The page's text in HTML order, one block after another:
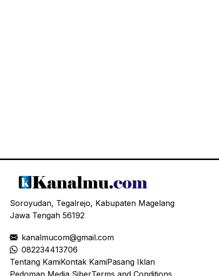
Soroyudan, Tegalrejo, Kabupaten Magelang
Jawa Tengah 56192
kanalmucom@gmail.com
082234413706
Tentang KamiKontak KamiPasang Iklan
Pedoman Media SiberTerms and Conditions